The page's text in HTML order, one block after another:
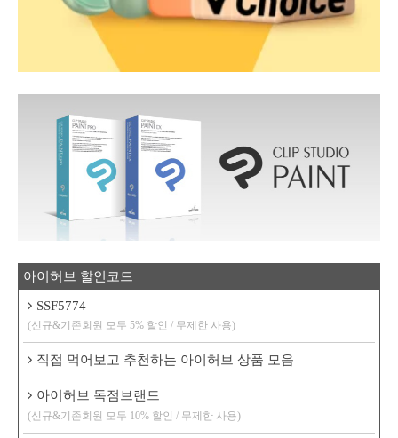
아이허브 할인코드
SSF5774
(신규&기존회원 모두 5% 할인 / 무제한 사용)
직접 먹어보고 추천하는 아이허브 상품 모음
아이허브 독점브랜드
(신규&기존회원 모두 10% 할인 / 무제한 사용)